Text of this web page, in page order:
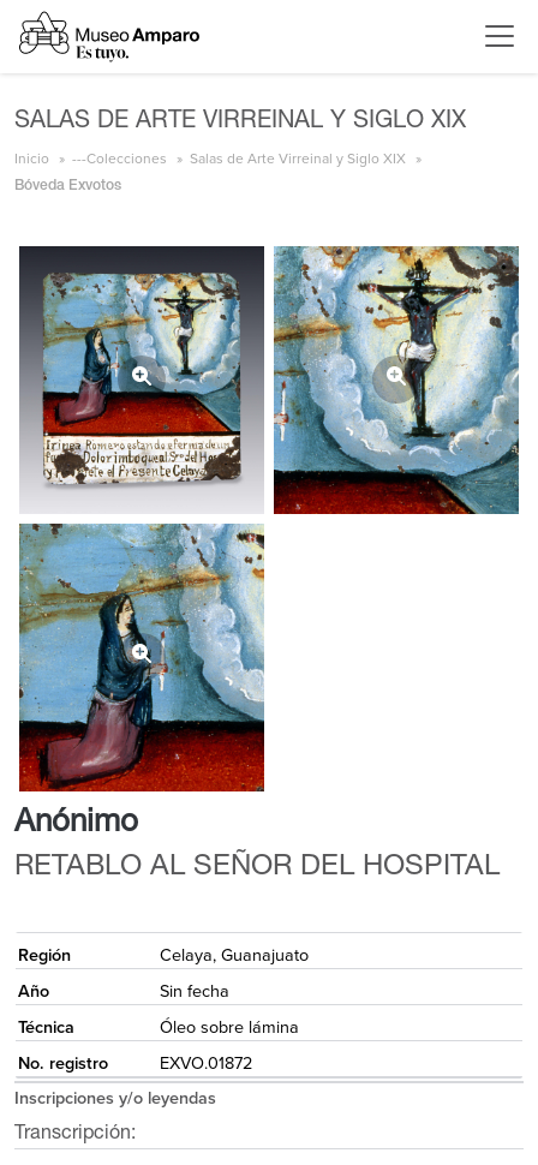
SALAS DE ARTE VIRREINAL Y SIGLO XIX
Inicio ---Colecciones Salas de Arte Virreinal y Siglo XIX
Bóveda Exvotos
Anónimo
RETABLO AL SEÑOR DEL HOSPITAL
Región
Celaya, Guanajuato
Año
Sin fecha
Técnica
Óleo sobre lámina
No. registro
EXVO.01872
Inscripciones y/o leyendas
Transcripción: